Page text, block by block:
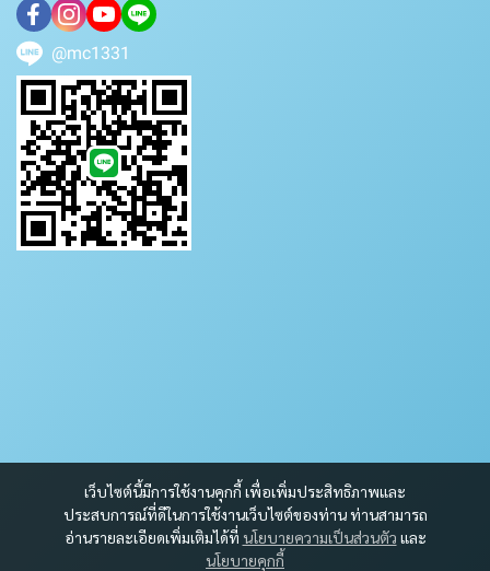
เว็บไซต์นี้มีการใช้งานคุกกี้ เพื่อเพิ่มประสิทธิภาพและ
ประสบการณ์ที่ดีในการใช้งานเว็บไซต์ของท่าน ท่านสามารถ
อ่านรายละเอียดเพิ่มเติมได้ที่ นโยบายความเป็นส่วนตัว และ
นโยบายคุกกี้
@mc1331